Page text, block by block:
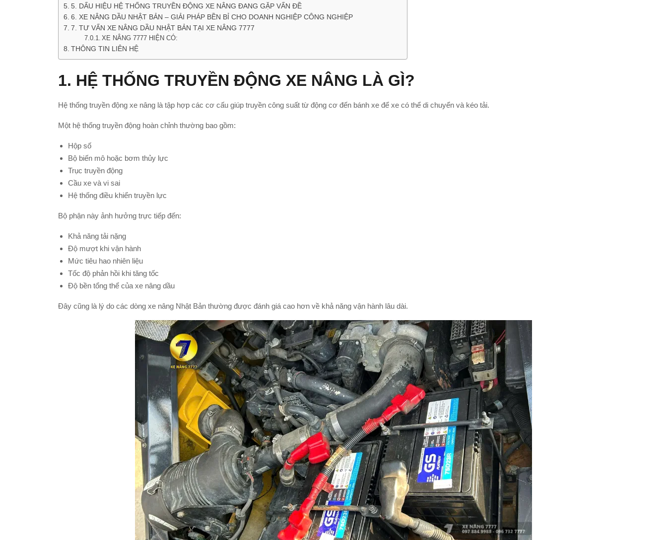
5. DẤU HIỆU HỆ THỐNG TRUYỀN ĐỘNG XE NÂNG ĐANG GẶP VẤN ĐỀ
6. XE NÂNG DẦU NHẬT BẢN – GIẢI PHÁP BỀN BỈ CHO DOANH NGHIỆP CÔNG NGHIỆP
7. TƯ VẤN XE NÂNG DẦU NHẬT BẢN TẠI XE NÂNG 7777
XE NÂNG 7777 HIỆN CÓ:
THÔNG TIN LIÊN HỆ
1. HỆ THỐNG TRUYỀN ĐỘNG XE NÂNG LÀ GÌ?
Hệ thống truyền động xe nâng là tập hợp các cơ cấu giúp truyền công suất từ động cơ đến bánh xe để xe có thể di chuyển và kéo tải.
Một hệ thống truyền động hoàn chỉnh thường bao gồm:
Hộp số
Bộ biến mô hoặc bơm thủy lực
Trục truyền động
Cầu xe và vi sai
Hệ thống điều khiển truyền lực
Bộ phận này ảnh hưởng trực tiếp đến:
Khả năng tải nặng
Độ mượt khi vận hành
Mức tiêu hao nhiên liệu
Tốc độ phản hồi khi tăng tốc
Độ bền tổng thể của xe nâng dầu
Đây cũng là lý do các dòng xe nâng Nhật Bản thường được đánh giá cao hơn về khả năng vận hành lâu dài.